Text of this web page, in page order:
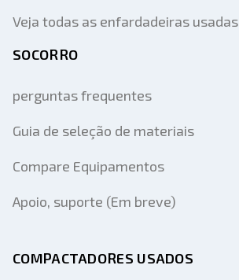
Veja todas as enfardadeiras usadas
SOCORRO
perguntas frequentes
Guia de seleção de materiais
Compare Equipamentos
Apoio, suporte (Em breve)
COMPACTADORES USADOS